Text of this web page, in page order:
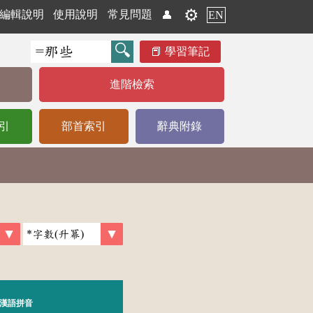
編輯說明 使用說明 常見問題 👤 ⚙️ EN
學習筆記
進階檢索
部首索引 辭典附錄
漢語拼音